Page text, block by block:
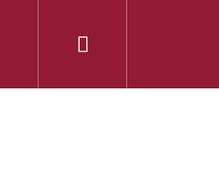
Přihlášení